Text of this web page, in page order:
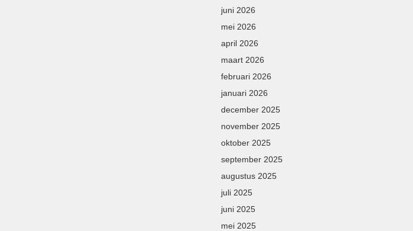
juni 2026
mei 2026
april 2026
maart 2026
februari 2026
januari 2026
december 2025
november 2025
oktober 2025
september 2025
augustus 2025
juli 2025
juni 2025
mei 2025